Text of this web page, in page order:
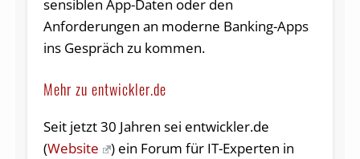
sensiblen App-Daten oder den
Anforderungen an moderne Banking-Apps
ins Gespräch zu kommen.
Mehr zu entwickler.de
Seit jetzt 30 Jahren sei entwickler.de
(Website
) ein Forum für IT-Experten in